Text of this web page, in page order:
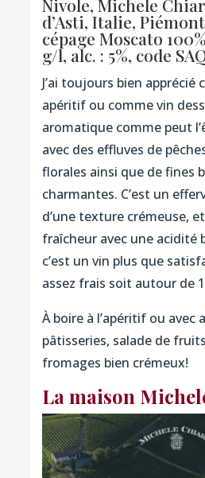
Nivole, Michele
d’Asti, Italie,
cépage Moscato
g/l, alc. : 5%, code
J’ai toujours bien apprécié
apéritif ou comme vin
aromatique comme peut
avec des effluves de
florales ainsi que de fines
charmantes. C’est un
d’une texture crémeuse,
fraîcheur avec une acidité
c’est un vin plus que
assez frais soit autour de
À boire à l’apéritif ou avec
pâtisseries, salade de
fromages bien crémeux!
La maison